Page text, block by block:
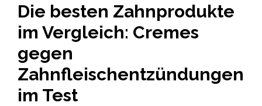
Die besten Zahnprodukte
im Vergleich: Cremes
gegen
Zahnfleischentzündungen
im Test